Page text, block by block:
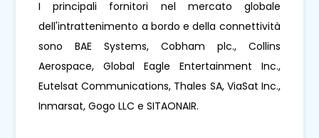
I principali fornitori nel mercato globale
dell'intrattenimento a bordo e della connettività
sono BAE Systems, Cobham plc., Collins
Aerospace, Global Eagle Entertainment Inc.,
Eutelsat Communications, Thales SA, ViaSat Inc.,
Inmarsat, Gogo LLC e SITAONAIR.